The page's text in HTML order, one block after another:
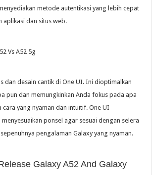
metode autentikasi yang lebih cepat
aplikasi dan situs web.
dan desain cantik di One UI. Ini dioptimalkan
pun dan memungkinkan Anda fokus pada apa
yang nyaman dan intuitif. One UI
ponsel agar sesuai dengan selera
pengalaman Galaxy yang nyaman.
Galaxy A52 And Galaxy